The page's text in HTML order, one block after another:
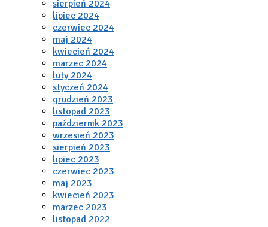
sierpień 2024
lipiec 2024
czerwiec 2024
maj 2024
kwiecień 2024
marzec 2024
luty 2024
styczeń 2024
grudzień 2023
listopad 2023
październik 2023
wrzesień 2023
sierpień 2023
lipiec 2023
czerwiec 2023
maj 2023
kwiecień 2023
marzec 2023
listopad 2022